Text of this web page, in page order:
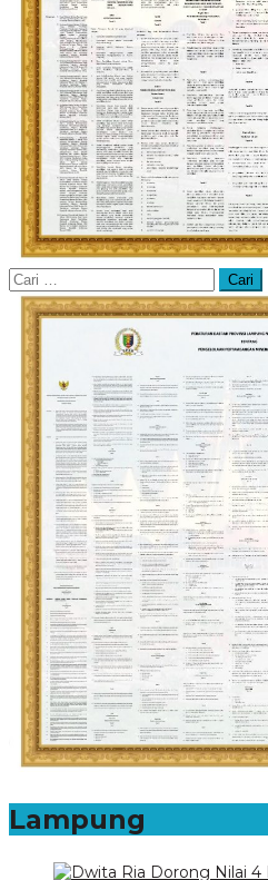
Cari
untuk:
Lampung